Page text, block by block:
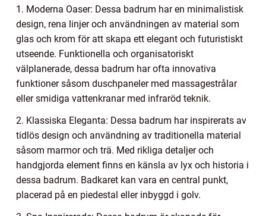
1. Moderna Oaser: Dessa badrum har en minimalistisk
design, rena linjer och användningen av material som
glas och krom för att skapa ett elegant och futuristiskt
utseende. Funktionella och organisatoriskt
välplanerade, dessa badrum har ofta innovativa
funktioner såsom duschpaneler med massagestrålar
eller smidiga vattenkranar med infraröd teknik.
2. Klassiska Eleganta: Dessa badrum har inspirerats av
tidlös design och användning av traditionella material
såsom marmor och trä. Med rikliga detaljer och
handgjorda element finns en känsla av lyx och historia i
dessa badrum. Badkaret kan vara en central punkt,
placerad på en piedestal eller inbyggd i golv.